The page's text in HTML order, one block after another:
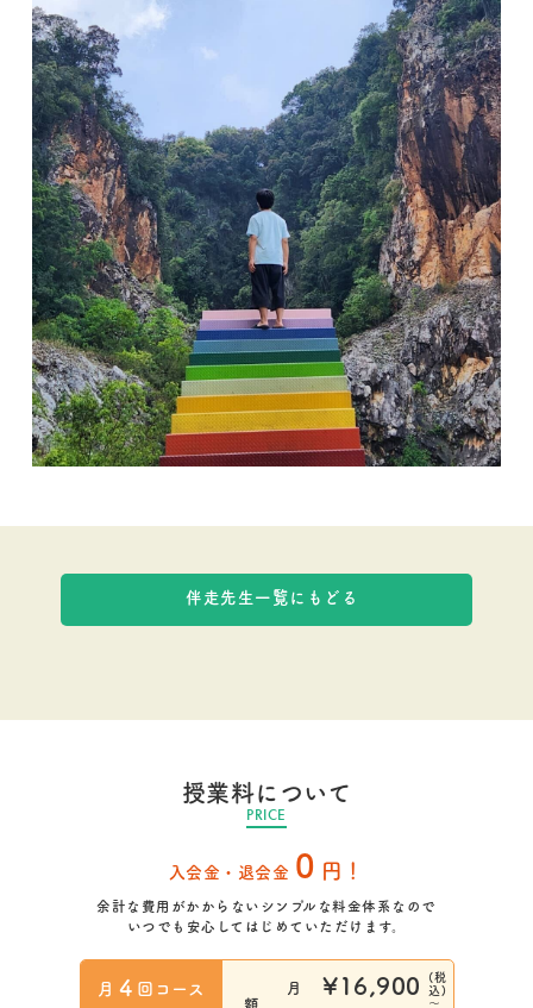
伴走先生一覧にもどる
授業料について
PRICE
入会金・退会金 0 円！
余計な費用がかからないシンプルな料金体系なので
いつでも安心してはじめていただけます。
月4 回コース
月
¥16,900
(税
込)
～